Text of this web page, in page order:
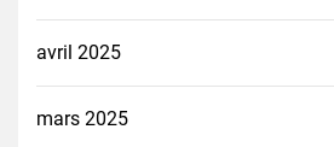
avril 2025
mars 2025